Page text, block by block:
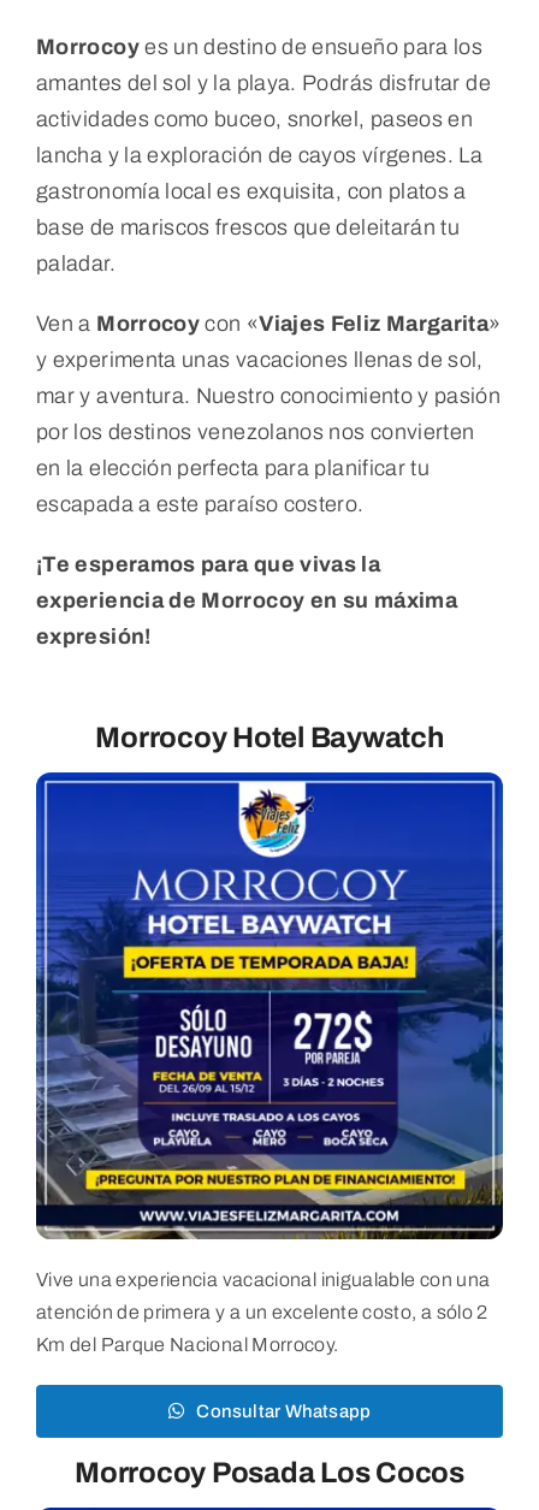
Morrocoyes un destino de ensueño para los
amantes del sol y la playa. Podrás disfrutar de
actividades como buceo, snorkel, paseos en
lancha y la exploración de cayos vírgenes. La
gastronomía local es exquisita, con platos a
base de mariscos frescos que deleitarán tu
paladar.
Ven a Morrocoy con «Viajes Feliz Margarita»
y experimenta unas vacaciones llenas de sol,
mar y aventura. Nuestro conocimiento y pasión
por los destinos venezolanos nos convierten
en la elección perfecta para planificar tu
escapada a este paraíso costero.
¡Te esperamos para que vivas la
experiencia de Morrocoy en su máxima
expresión!
Morrocoy Hotel Baywatch
Vive una experiencia vacacional inigualable con una
atención de primera y a un excelente costo, a sólo 2
Km del Parque Nacional Morrocoy.
Consultar Whatsapp
Morrocoy Posada Los Cocos